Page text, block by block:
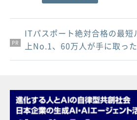
PR
PR
PR
ITパスポート絶対合格の最短
上No.1、60万人が手に取っ